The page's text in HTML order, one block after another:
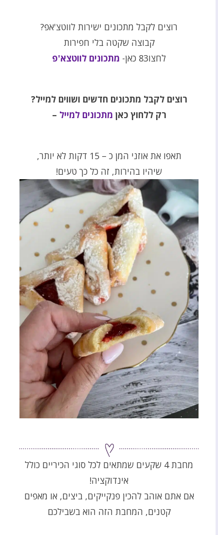
רוצים לקבל מתכונים ישירות לווטצ'אפ?
קבוצה שקטה בלי חפירות
לחצו83 כאן-
מתכונים לווטצא'פ
רוצים לקבל מתכונים חדשים ושווים למייל?
רק ללחוץ כאן
– מתכונים למייל
תאפו את אוזני המן כ – 15 דקות לא יותר,
שיהיו בהירות, זה כל כך טעים!
מחבת 4 שקעים שמתאים לכל סוגי הכיריים כולל
אינדוקציה!
אם אתם אוהב להכין פנקייקים, ביצים, או מאפים
קטנים, המחבת הזה הוא בשבילכם